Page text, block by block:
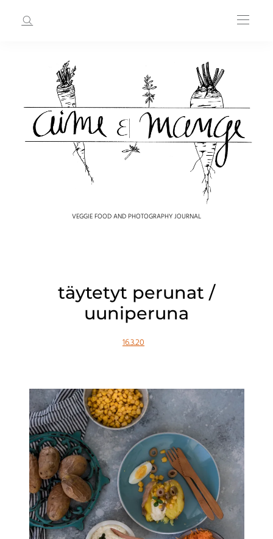
VEGGIE FOOD AND PHOTOGRAPHY JOURNAL
täytetyt perunat /
uuniperuna
16.3.20